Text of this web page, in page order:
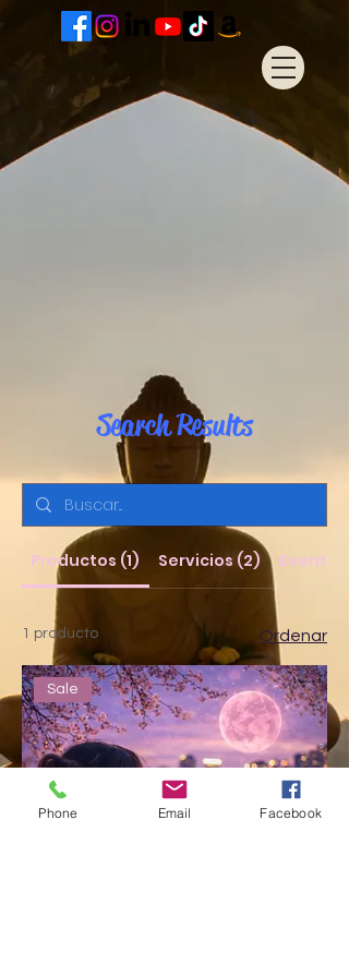
Search Results
Productos (1) Servicios (2) Eventos
1 producto Ordenar
Sale
Phone Email Facebook